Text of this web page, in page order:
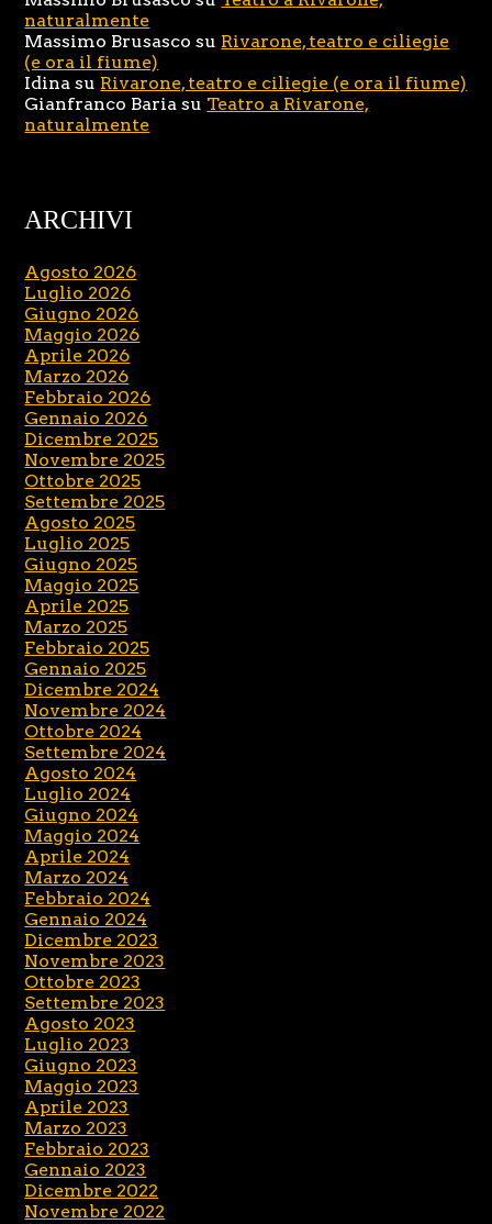
naturalmente
Massimo Brusasco su Rivarone, teatro e ciliegie
(e ora il fiume)
Idina su Rivarone, teatro e ciliegie (e ora il fiume)
Gianfranco Baria su Teatro a Rivarone,
naturalmente
ARCHIVI
Agosto 2026
Luglio 2026
Giugno 2026
Maggio 2026
Aprile 2026
Marzo 2026
Febbraio 2026
Gennaio 2026
Dicembre 2025
Novembre 2025
Ottobre 2025
Settembre 2025
Agosto 2025
Luglio 2025
Giugno 2025
Maggio 2025
Aprile 2025
Marzo 2025
Febbraio 2025
Gennaio 2025
Dicembre 2024
Novembre 2024
Ottobre 2024
Settembre 2024
Agosto 2024
Luglio 2024
Giugno 2024
Maggio 2024
Aprile 2024
Marzo 2024
Febbraio 2024
Gennaio 2024
Dicembre 2023
Novembre 2023
Ottobre 2023
Settembre 2023
Agosto 2023
Luglio 2023
Giugno 2023
Maggio 2023
Aprile 2023
Marzo 2023
Febbraio 2023
Gennaio 2023
Dicembre 2022
Novembre 2022